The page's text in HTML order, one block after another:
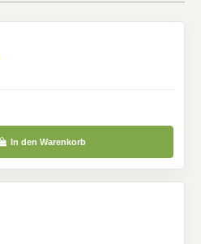
In den Warenkorb